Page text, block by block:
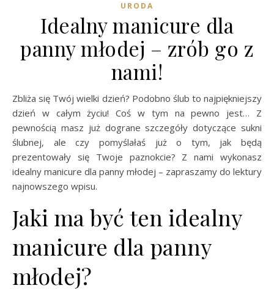
URODA
Idealny manicure dla
panny młodej – zrób go z
nami!
Zbliża się Twój wielki dzień? Podobno ślub to najpiękniejszy
dzień w całym życiu! Coś w tym na pewno jest… Z
pewnością masz już dograne szczegóły dotyczące sukni
ślubnej, ale czy pomyślałaś już o tym, jak będą
prezentowały się Twoje paznokcie? Z nami wykonasz
idealny manicure dla panny młodej – zapraszamy do lektury
najnowszego wpisu.
Jaki ma być ten idealny
manicure dla panny
młodej?